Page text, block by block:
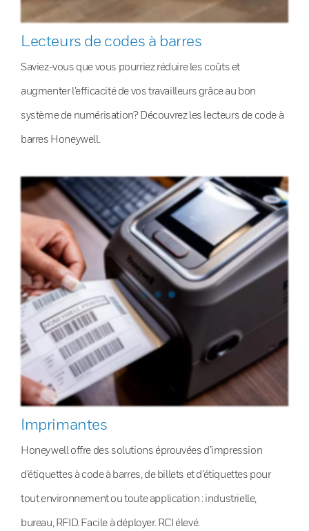
Lecteurs de codes à barres
Saviez-vous que vous pourriez réduire les coûts et
augmenter l’efficacité de vos travailleurs grâce au bon
système de numérisation? Découvrez les lecteurs de code à
barres Honeywell.
Imprimantes
Honeywell offre des solutions éprouvées d’impression
d’étiquettes à code à barres, de billets et d’étiquettes pour
tout environnement ou toute application : industrielle,
bureau, RFID. Facile à déployer. RCI élevé.